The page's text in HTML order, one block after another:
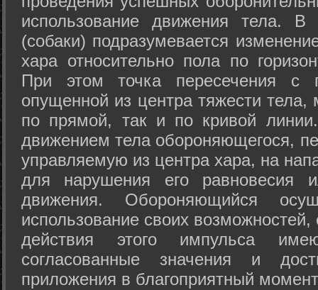
использование движения тела.
(собаки) подразумевается
хара относительно пола по
При этом точка пересечения с
опущенной из центра тяжести
по прямой, так и по кривой
движением тела обороняющегося,
управляемую из центра хара, на
для нарушения его равновесия
движения. Обороняющийся
использование своих
действия этого импульса
согласованные значения и
приложения в благоприятный